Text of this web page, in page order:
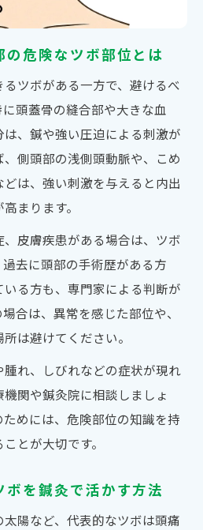
危険なツボ部位とは
ツボがある一方で、避けるべ
頭蓋骨の縫合部や大きな血
、鍼や強い圧迫による刺激が
側頭部の浅側頭動脈や、こめ
は、強い刺激を与えると内出
まります。
皮膚疾患がある場合は、ツボ
去に頭部の手術歴がある方
る方も、専門家による判断が
合は、異常を感じた部位や、
は避けてください。
れ、しびれなどの症状が現れ
関や鍼灸院に相談しましょ
めには、危険部位の知識を持
とが大切です。
を鍼灸で活かす方法
陽など、代表的なツボは頭痛